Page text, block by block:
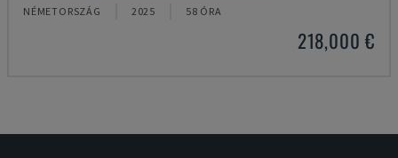
NÉMETORSZÁG 2025 58 ÓRA
218,000 €